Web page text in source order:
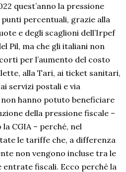
quest’anno la pressione
percentuali, grazie alla
e degli scaglioni dell’Irpef
Pil, ma che gli italiani non
per l’aumento del costo
alla Tari, ai ticket sanitari,
servizi postali e via
hanno potuto beneficiare
della pressione fiscale –
CGIA – perché, nel
le tariffe che, a differenza
non vengono incluse tra le
fiscali. Ecco perché la